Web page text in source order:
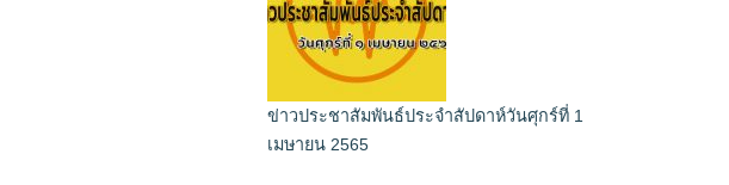
ข่าวประชาสัมพันธ์ประจำสัปดาห์วันศุกร์ที่ 1
เมษายน 2565